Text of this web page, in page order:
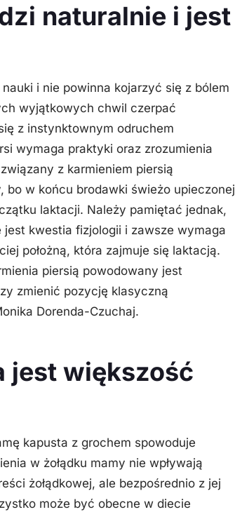
naturalnie i jest
i nie powinna kojarzyć się z bólem
wyjątkowych chwil czerpać
z instynktownym odruchem
wymaga praktyki oraz zrozumienia
z karmieniem piersią
bo w końcu brodawki świeżo upieczonej
laktacji. Należy pamiętać jednak,
kwestia fizjologii i zawsze wymaga
położną, która zajmuje się laktacją.
piersią powodowany jest
zmienić pozycję klasyczną
Dorenda-Czuchaj.
jest większość
kapusta z grochem spowoduje
w żołądku mamy nie wpływają
żołądkowej, ale bezpośrednio z jej
może być obecne w diecie